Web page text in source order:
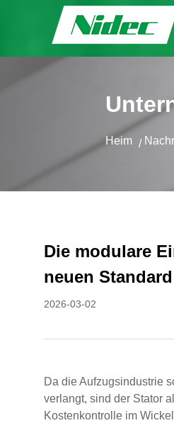
Heim /
Die modulare
neuen
2026-03-02
Da die Aufzugsindustrie
verlangt, sind der Stator
Kostenkontrolle im